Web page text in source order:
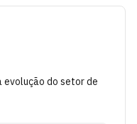
evolução do setor de